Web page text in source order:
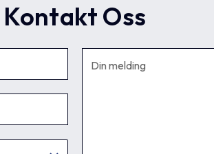
Kontakt Oss